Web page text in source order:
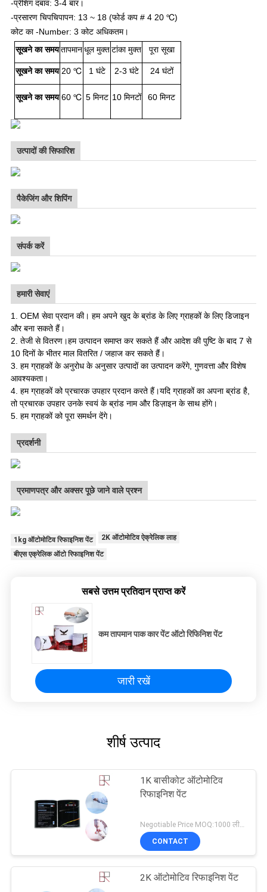
-प्रेशिंग दबाव: 3-4 बार।
-प्रसारण चिपचिपापन: 13 ~ 18 (फोर्ड कप # 4 20 ℃)
कोट का -Number: 3 कोट अधिकतम।
सूखने का समयतापमानधूल मुक्तटांका मुक्त पूरा सूखा
सूखने का समय 20 ℃ 1 घंटे 2-3 घंटे 24 घंटों
सूखने का समय 60 ℃ 5 मिनट 10 मिनटों 60 मिनट
उत्पादों की सिफारिश
पैकेजिंग और शिपिंग
संपर्क करें
हमारी सेवाएं
1. OEM सेवा प्रदान की। हम अपने खुद के ब्रांड के लिए ग्राहकों के लिए डिजाइन
और बना सकते हैं।
2. तेजी से वितरण।हम उत्पादन समाप्त कर सकते हैं और आदेश की पुष्टि के बाद 7 से
10 दिनों के भीतर माल वितरित / जहाज कर सकते हैं।
3. हम ग्राहकों के अनुरोध के अनुसार उत्पादों का उत्पादन करेंगे, गुणवत्ता और विशेष
आवश्यकता।
4. हम ग्राहकों को प्रचारक उपहार प्रदान करते हैं।यदि ग्राहकों का अपना ब्रांड है,
तो प्रचारक उपहार उनके स्वयं के ब्रांड नाम और डिज़ाइन के साथ होंगे।
5. हम ग्राहकों को पूरा समर्थन देंगे।
प्रदर्शनी
प्रमाणपत्र और अक्सर पूछे जाने वाले प्रश्न
1kg ऑटोमोटिव रिफाइनिश पेंट
2K ऑटोमोटिव ऐक्रेलिक लाह
बीएस एक्रेलिक ऑटो रिफाइनिश पेंट
सबसे उत्तम प्रतिदान प्राप्त करें
कम तापमान पाक कार पेंट ऑटो रिफिनिश पेंट
जारी रखें
शीर्ष उत्पाद
1K बासीकोट ऑटोमोटिव
रिफाइनिश पेंट
Negotiable Price MOQ:1000 लीटर
CONTACT
2K ऑटोमोटिव रिफाइनिश पेंट